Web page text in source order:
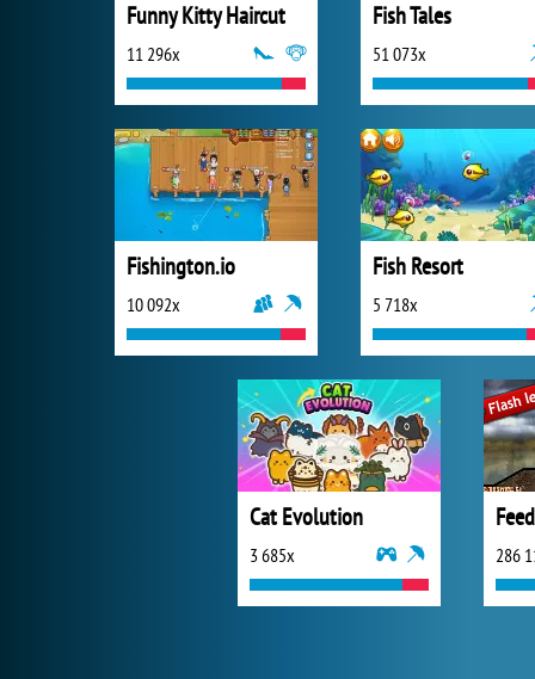
Funny Kitty Haircut
11 296x
Fish Tales
51 073x
Fishington.io
10 092x
Fish Resort
5 718x
Cat Evolution
3 685x 286